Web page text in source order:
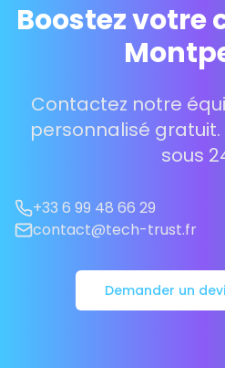
Boostez votre
Contactez notre
personnalisé
sous
+33 6 99 48 66 29
contact@tech-trust.fr
Demander un